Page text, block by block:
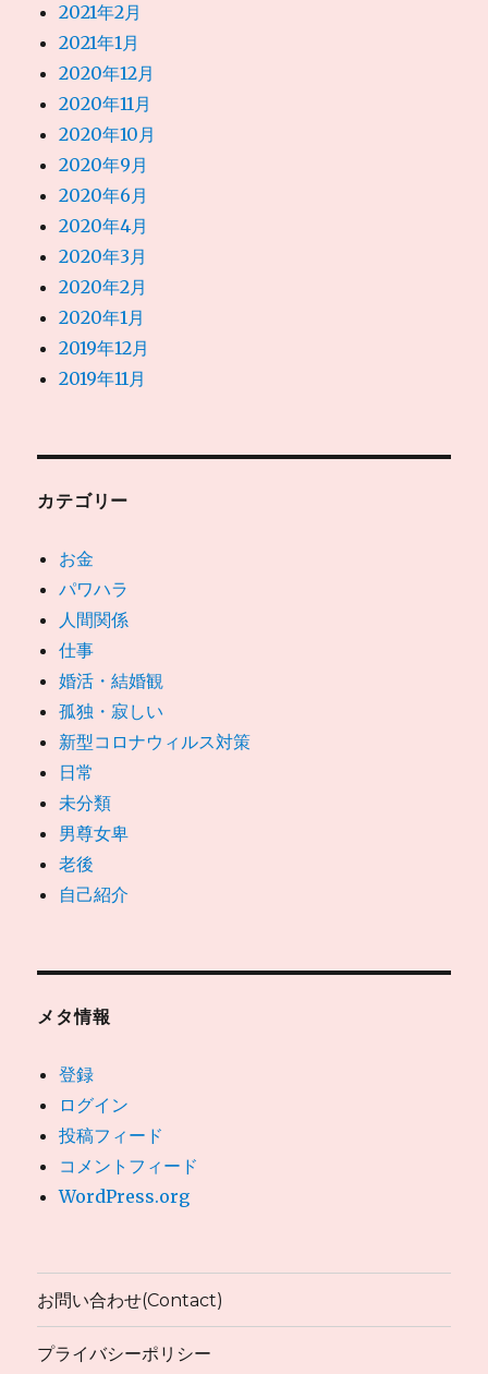
2021年2月
2021年1月
2020年12月
2020年11月
2020年10月
2020年9月
2020年6月
2020年4月
2020年3月
2020年2月
2020年1月
2019年12月
2019年11月
カテゴリー
お金
パワハラ
人間関係
仕事
婚活・結婚観
孤独・寂しい
新型コロナウィルス対策
日常
未分類
男尊女卑
老後
自己紹介
メタ情報
登録
ログイン
投稿フィード
コメントフィード
WordPress.org
お問い合わせ(Contact)
プライバシーポリシー